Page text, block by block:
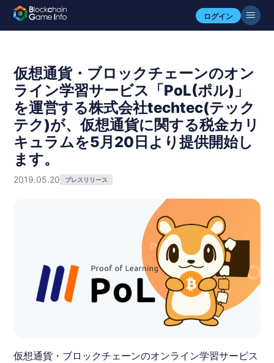
ログイン
仮想通貨・ブロックチェーンのオン
ライン学習サービス「PoL(ポル)」
を運営する株式会社techtec(テック
テク)が、仮想通貨に関する税金カリ
キュラムを5月20日より提供開始し
ます。
2019.05.20 プレスリリース
仮想通貨・ブロックチェーンのオンライン学習サービス